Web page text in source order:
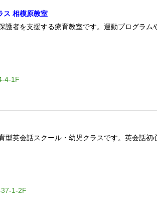
ス 相模原教室
護者を支援する療育教室です。運動プログラム
4-1F
型英会話スクール・幼児クラスです。英会話初
1-2F